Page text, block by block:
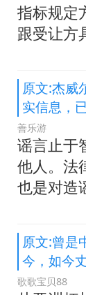
指标规定
跟受让方
原文:杰威
实信息，
善乐游
谣言止于
他人。法
也是对造
原文:曾是
今，如今
歌歌宝贝88